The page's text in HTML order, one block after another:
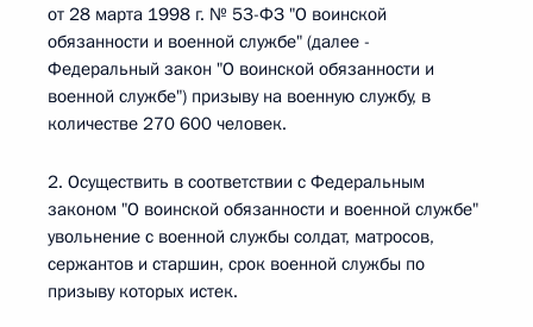
от 28 марта 1998 г. № 53-ФЗ "О воинской
обязанности и военной службе" (далее -
Федеральный закон "О воинской обязанности и
военной службе") призыву на военную службу, в
количестве 270 600 человек.
2. Осуществить в соответствии с Федеральным
законом "О воинской обязанности и военной службе"
увольнение с военной службы солдат, матросов,
сержантов и старшин, срок военной службы по
призыву которых истек.